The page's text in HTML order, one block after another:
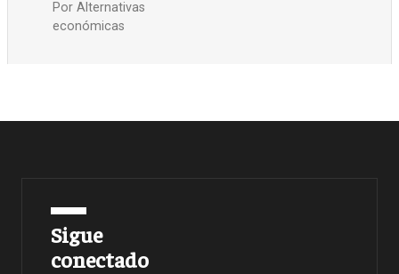
PorAlternativas
económicas
Sigue
conectado